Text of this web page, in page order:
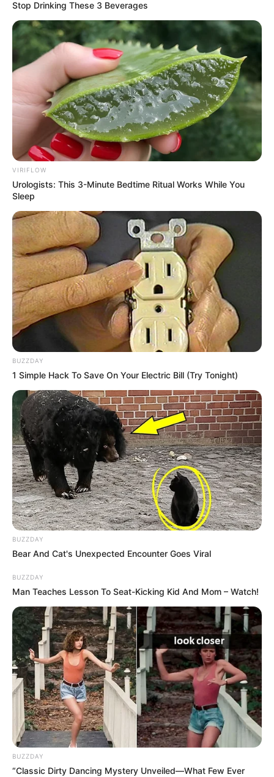
Stop Drinking These 3 Beverages
VIRIFLOW
Urologists: This 3-Minute Bedtime Ritual Works While You
Sleep
BUZZDAY
1 Simple Hack To Save On Your Electric Bill (Try Tonight)
BUZZDAY
Bear And Cat's Unexpected Encounter Goes Viral
BUZZDAY
Man Teaches Lesson To Seat-Kicking Kid And Mom – Watch!
BUZZDAY
“Classic Dirty Dancing Mystery Unveiled—What Few Ever